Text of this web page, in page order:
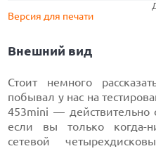
Версия для печати
Внешний вид
Стоит немного
побывал у нас на
453mini — действительно
если вы только когда-
сетевой